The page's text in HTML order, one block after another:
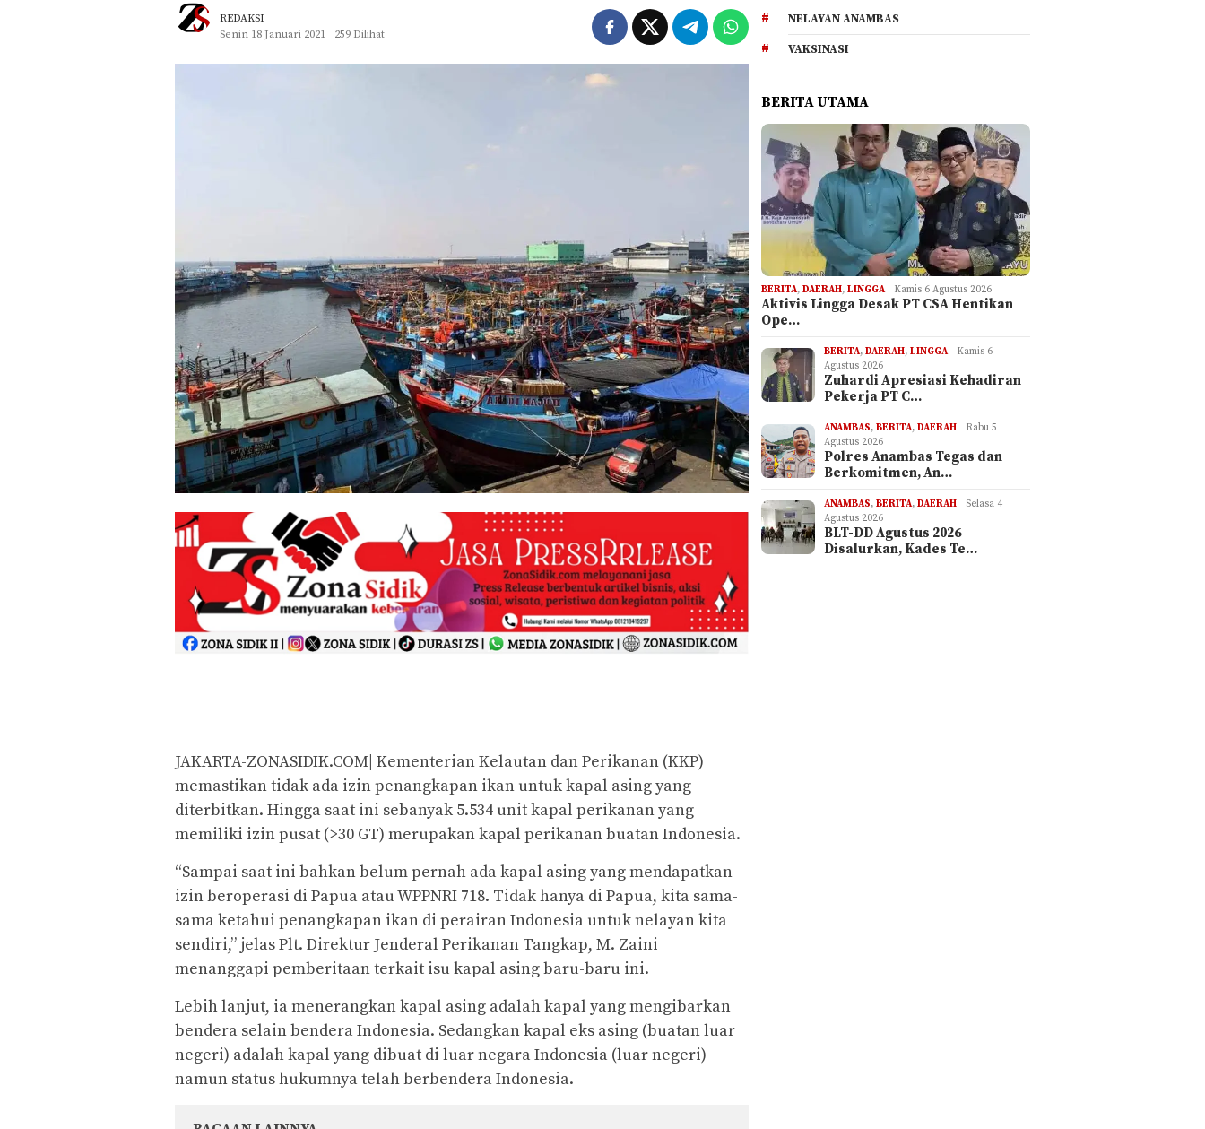
REDAKSI
Senin 18 Januari 2021
259 Dilihat
JAKARTA-ZONASIDIK.COM| Kementerian Kelautan dan Perikanan (KKP)
memastikan tidak ada izin penangkapan ikan untuk kapal asing yang
diterbitkan. Hingga saat ini sebanyak 5.534 unit kapal perikanan yang
memiliki izin pusat (>30 GT) merupakan kapal perikanan buatan Indonesia.
“Sampai saat ini bahkan belum pernah ada kapal asing yang mendapatkan
izin beroperasi di Papua atau WPPNRI 718. Tidak hanya di Papua, kita sama-
sama ketahui penangkapan ikan di perairan Indonesia untuk nelayan kita
sendiri,” jelas Plt. Direktur Jenderal Perikanan Tangkap, M. Zaini
menanggapi pemberitaan terkait isu kapal asing baru-baru ini.
Lebih lanjut, ia menerangkan kapal asing adalah kapal yang mengibarkan
bendera selain bendera Indonesia. Sedangkan kapal eks asing (buatan luar
negeri) adalah kapal yang dibuat di luar negara Indonesia (luar negeri)
namun status hukumnya telah berbendera Indonesia.
NELAYAN ANAMBAS
VAKSINASI
BERITA UTAMA
BERITA,DAERAH,LINGGA Kamis 6 Agustus 2026
Aktivis Lingga Desak PT CSA Hentikan
Ope…
BERITA,DAERAH,LINGGA
Kamis 6
Agustus 2026
Zuhardi Apresiasi Kehadiran
Pekerja PT C…
ANAMBAS,BERITA,DAERAH
Rabu 5
Agustus 2026
Polres Anambas Tegas dan
Berkomitmen, An…
ANAMBAS,BERITA,DAERAH
Selasa 4
Agustus 2026
BLT-DD Agustus 2026
Disalurkan, Kades Te…